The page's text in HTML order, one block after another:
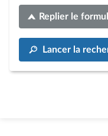
Replier le
Lancer la